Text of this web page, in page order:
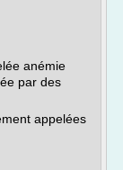
anémie
par des
appelées